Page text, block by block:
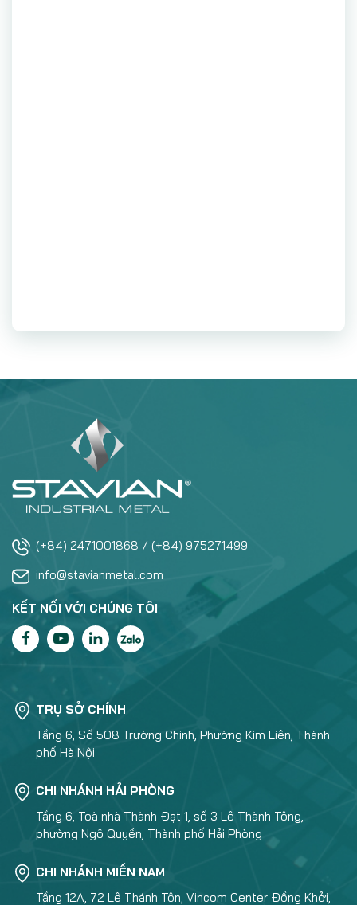
(+84) 2471001868 / (+84) 975271499
info@stavianmetal.com
KẾT NỐI VỚI CHÚNG TÔI
TRỤ SỞ CHÍNH
Tầng 6, Số 508 Trường Chinh, Phường Kim Liên, Thành
phố Hà Nội
CHI NHÁNH HẢI PHÒNG
Tầng 6, Toà nhà Thành Đạt 1, số 3 Lê Thành Tông,
phường Ngô Quyền, Thành phố Hải Phòng
CHI NHÁNH MIỀN NAM
Tầng 12A, 72 Lê Thánh Tôn, Vincom Center Đồng Khởi,